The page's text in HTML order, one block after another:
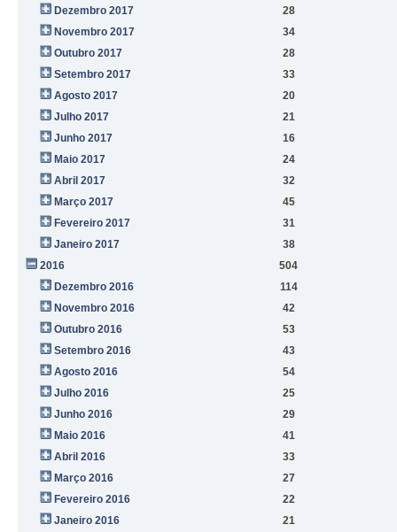
Dezembro 2017
28
Novembro 2017
34
Outubro 2017
28
Setembro 2017
33
Agosto 2017
20
Julho 2017
21
Junho 2017
16
Maio 2017
24
Abril 2017
32
Março 2017
45
Fevereiro 2017
31
Janeiro 2017
38
2016
504
Dezembro 2016
114
Novembro 2016
42
Outubro 2016
53
Setembro 2016
43
Agosto 2016
54
Julho 2016
25
Junho 2016
29
Maio 2016
41
Abril 2016
33
Março 2016
27
Fevereiro 2016
22
Janeiro 2016
21